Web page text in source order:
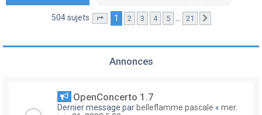
504 sujets Page sur21
1 2 3 4 5 … 21
Annonces
OpenConcerto 1.7
Dernier message par belleflamme pascale « mer.